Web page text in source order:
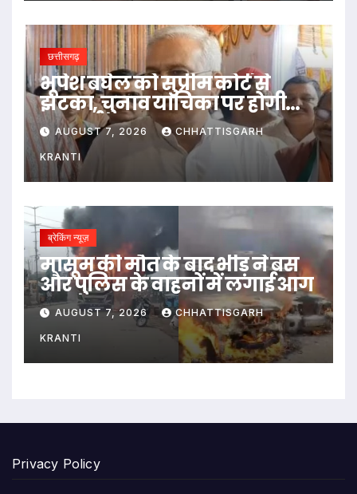
छत्तीसगढ़
भूपेश बघेल को सुप्रीम कोर्ट से
झटका, चुनाव याचिका पर होगी
सुनवाई
AUGUST 7, 2026 CHHATTISGARH
KRANTI
ब्रेकिंग न्यूज़
मासूम की मौत के बाद भीड़ ने बस
और पुलिस के वाहनों में लगाई आग
AUGUST 7, 2026 CHHATTISGARH
KRANTI
Privacy Policy